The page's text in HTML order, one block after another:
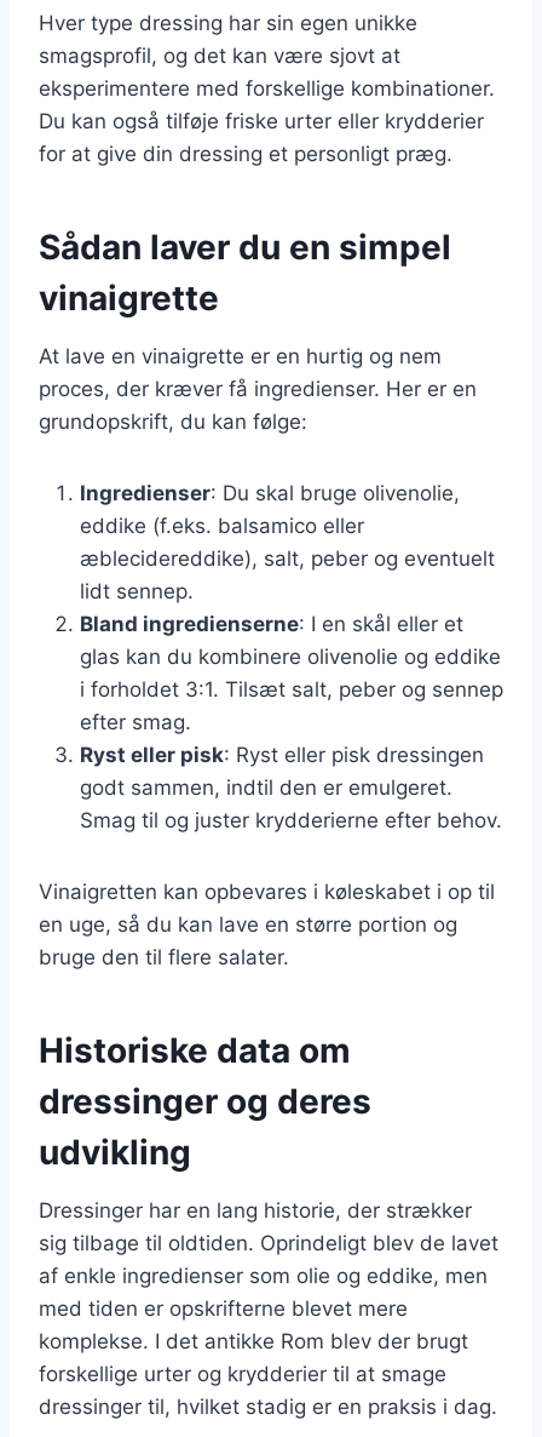
Hver type dressing har sin egen unikke
smagsprofil, og det kan være sjovt at
eksperimentere med forskellige kombinationer.
Du kan også tilføje friske urter eller krydderier
for at give din dressing et personligt præg.
Sådan laver du en simpel
vinaigrette
At lave en vinaigrette er en hurtig og nem
proces, der kræver få ingredienser. Her er en
grundopskrift, du kan følge:
Ingredienser: Du skal bruge olivenolie,
eddike (f.eks. balsamico eller
æblecidereddike), salt, peber og eventuelt
lidt sennep.
Bland ingredienserne: I en skål eller et
glas kan du kombinere olivenolie og eddike
i forholdet 3:1. Tilsæt salt, peber og sennep
efter smag.
Ryst eller pisk: Ryst eller pisk dressingen
godt sammen, indtil den er emulgeret.
Smag til og juster krydderierne efter behov.
Vinaigretten kan opbevares i køleskabet i op til
en uge, så du kan lave en større portion og
bruge den til flere salater.
Historiske data om
dressinger og deres
udvikling
Dressinger har en lang historie, der strækker
sig tilbage til oldtiden. Oprindeligt blev de lavet
af enkle ingredienser som olie og eddike, men
med tiden er opskrifterne blevet mere
komplekse. I det antikke Rom blev der brugt
forskellige urter og krydderier til at smage
dressinger til, hvilket stadig er en praksis i dag.